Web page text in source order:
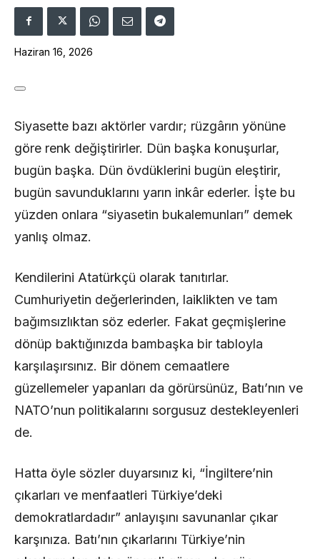
Haziran 16, 2026
Siyasette bazı aktörler vardır; rüzgârın yönüne
göre renk değiştirirler. Dün başka konuşurlar,
bugün başka. Dün övdüklerini bugün eleştirir,
bugün savunduklarını yarın inkâr ederler. İşte bu
yüzden onlara “siyasetin bukalemunları” demek
yanlış olmaz.
Kendilerini Atatürkçü olarak tanıtırlar.
Cumhuriyetin değerlerinden, laiklikten ve tam
bağımsızlıktan söz ederler. Fakat geçmişlerine
dönüp baktığınızda bambaşka bir tabloyla
karşılaşırsınız. Bir dönem cemaatlere
güzellemeler yapanları da görürsünüz, Batı’nın ve
NATO’nun politikalarını sorgusuz destekleyenleri
de.
Hatta öyle sözler duyarsınız ki, “İngiltere’nin
çıkarları ve menfaatleri Türkiye’deki
demokratlardadır” anlayışını savunanlar çıkar
karşınıza. Batı’nın çıkarlarını Türkiye’nin